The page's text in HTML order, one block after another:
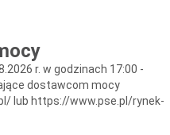
r. w godzinach 17:00 -
dostawcom mocy
lub https://www.pse.pl/rynek-